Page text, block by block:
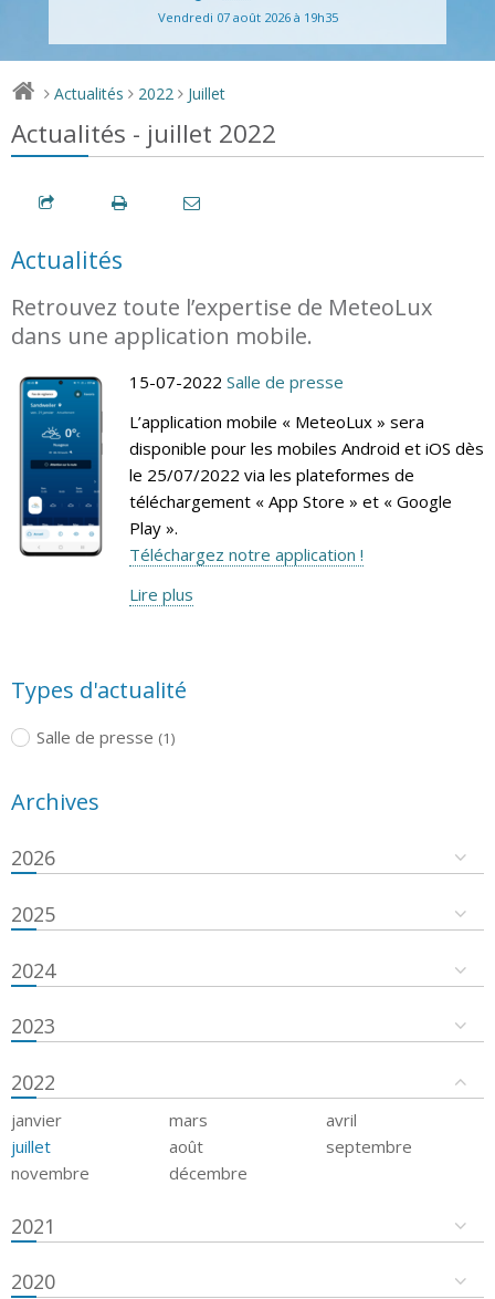
Vendredi 07 août 2026 à 19h35
> Actualités > 2022 > Juillet
Actualités - juillet 2022
Actualités
Retrouvez toute l’expertise de MeteoLux
dans une application mobile.
15-07-2022 Salle de presse
L’application mobile « MeteoLux » sera
disponible pour les mobiles Android et iOS dès
le 25/07/2022 via les plateformes de
téléchargement « App Store » et « Google
Play ».
Téléchargez notre application !
Lire plus
Types d'actualité
Salle de presse (1)
Archives
2026
2025
2024
2023
2022
janvier mars
avril
juillet
août
septembre
novembre
décembre
2021
2020